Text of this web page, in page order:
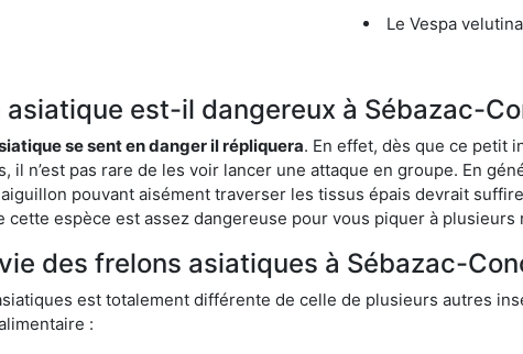
Le Vespa
est-il dangereux à Sébazac-
se sent en danger il répliquera. En effet, dès que ce petit
il n’est pas rare de les voir lancer une attaque en groupe. En
pouvant aisément traverser les tissus épais devrait
cette espèce est assez dangereuse pour vous piquer à
des frelons asiatiques à Sébazac-
est totalement différente de celle de plusieurs autres
: